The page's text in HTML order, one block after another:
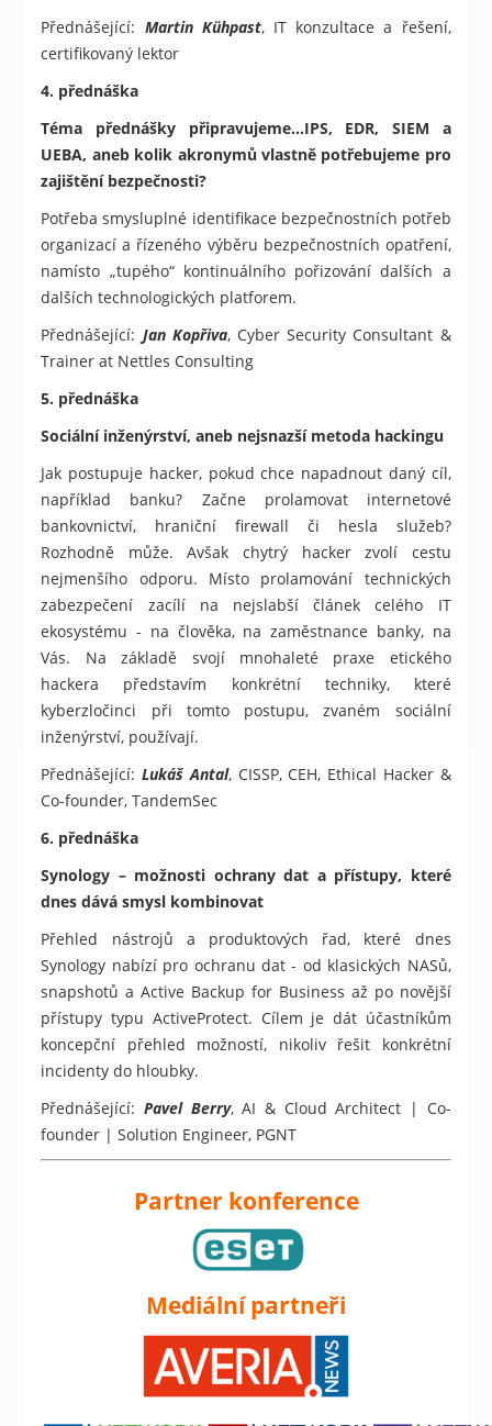
Přednášející: Martin Kühpast, IT konzultace a řešení,
certifikovaný lektor
4. přednáška
Téma přednášky připravujeme...IPS, EDR, SIEM a
UEBA, aneb kolik akronymů vlastně potřebujeme pro
zajištění bezpečnosti?
Potřeba smysluplné identifikace bezpečnostních potřeb
organizací a řízeného výběru bezpečnostních opatření,
namísto „tupého“ kontinuálního pořizování dalších a
dalších technologických platforem.
Přednášející: Jan Kopřiva, Cyber Security Consultant &
Trainer at Nettles Consulting
5. přednáška
Sociální inženýrství, aneb nejsnazší metoda hackingu
Jak postupuje hacker, pokud chce napadnout daný cíl,
například banku? Začne prolamovat internetové
bankovnictví, hraniční firewall či hesla služeb?
Rozhodně může. Avšak chytrý hacker zvolí cestu
nejmenšího odporu. Místo prolamování technických
zabezpečení zacílí na nejslabší článek celého IT
ekosystému - na člověka, na zaměstnance banky, na
Vás. Na základě svojí mnohaleté praxe etického
hackera představím konkrétní techniky, které
kyberzločinci při tomto postupu, zvaném sociální
inženýrství, používají.
Přednášející:Lukáš Antal, CISSP, CEH, Ethical Hacker &
Co-founder, TandemSec
6. přednáška
Synology – možnosti ochrany dat a přístupy, které
dnes dává smysl kombinovat
Přehled nástrojů a produktových řad, které dnes
Synology nabízí pro ochranu dat - od klasických NASů,
snapshotů a Active Backup for Business až po novější
přístupy typu ActiveProtect. Cílem je dát účastníkům
koncepční přehled možností, nikoliv řešit konkrétní
incidenty do hloubky.
Přednášející:Pavel Berry, AI & Cloud Architect | Co-
founder | Solution Engineer, PGNT
Partner konference
Mediální partneři